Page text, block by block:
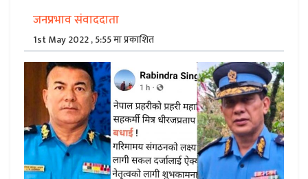
जनप्रभाव संवाददाता
1st May 2022 , 5:55 मा प्रकाशित